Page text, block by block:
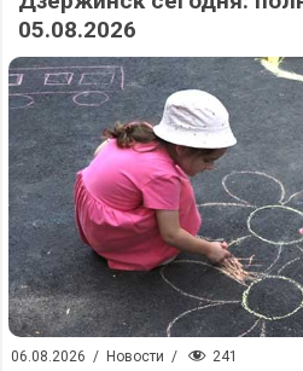
05.08.2026
06.08.2026 / Новости / 241